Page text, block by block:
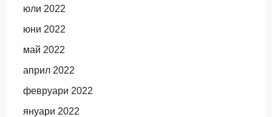
юли 2022
юни 2022
май 2022
април 2022
февруари 2022
януари 2022